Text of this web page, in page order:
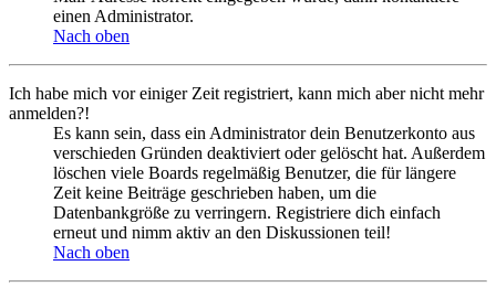
einen Administrator.
Nach oben
Ich habe mich vor einiger Zeit registriert, kann mich aber nicht mehr
anmelden?!
Es kann sein, dass ein Administrator dein Benutzerkonto aus
verschieden Gründen deaktiviert oder gelöscht hat. Außerdem
löschen viele Boards regelmäßig Benutzer, die für längere
Zeit keine Beiträge geschrieben haben, um die
Datenbankgröße zu verringern. Registriere dich einfach
erneut und nimm aktiv an den Diskussionen teil!
Nach oben